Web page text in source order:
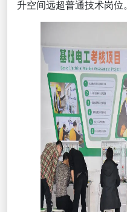
升空间远超普通技术岗位。